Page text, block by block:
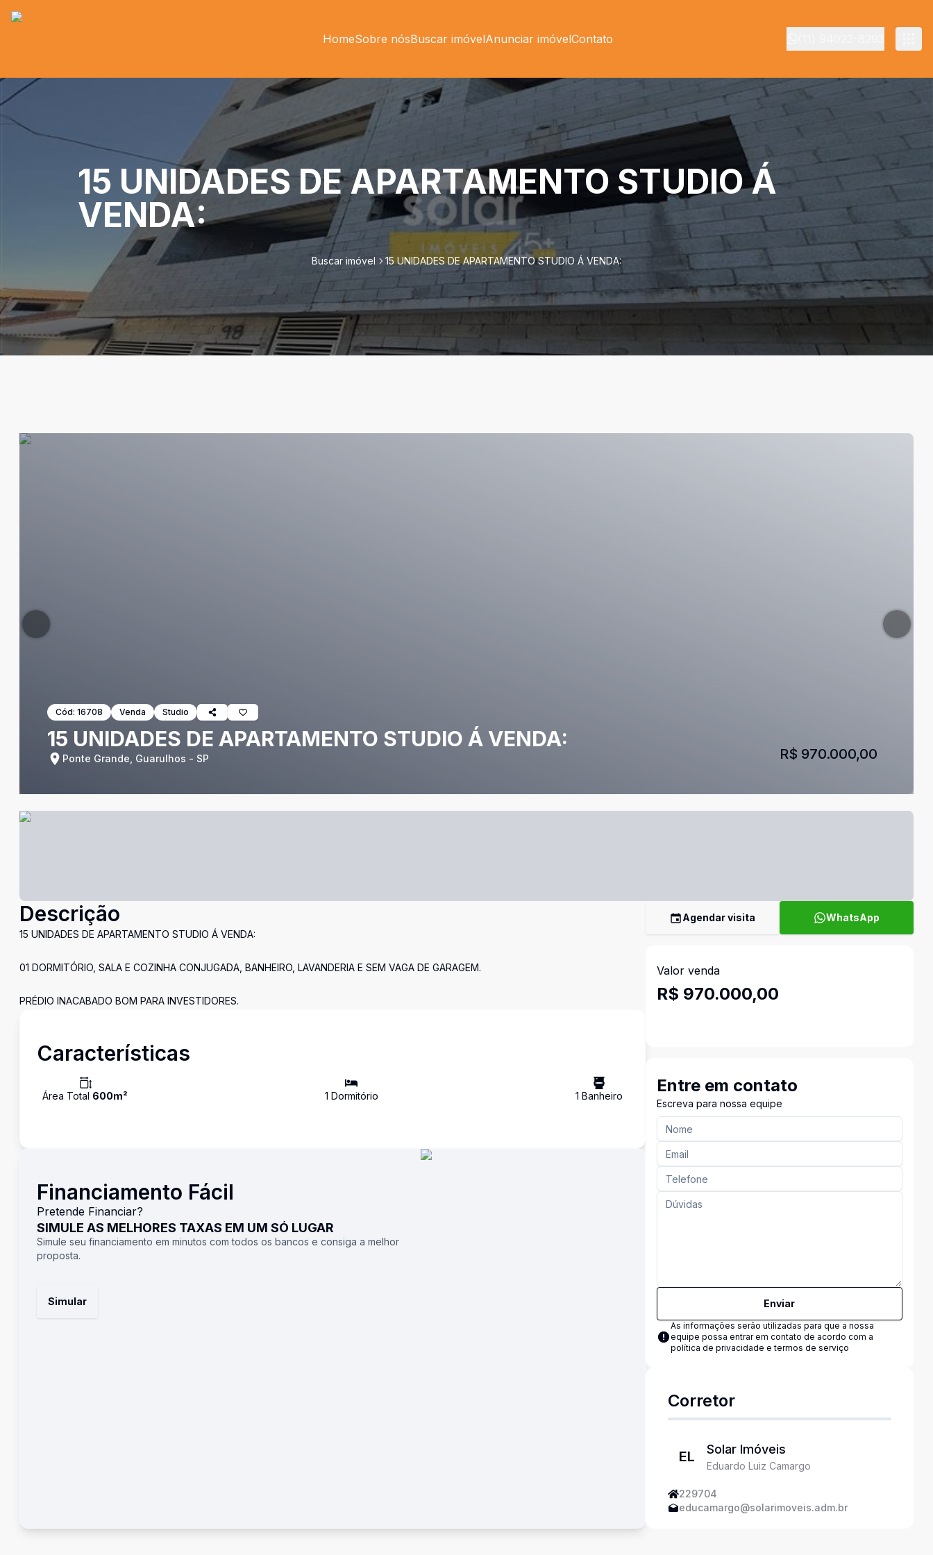
HomeSobre nósBuscar imóvelAnunciar imóvelContato
15 UNIDADES DE APARTAMENTO STUDIO Á
VENDA:
Buscar imóvel 15 UNIDADES DE APARTAMENTO STUDIO Á VENDA:
Cód: 16708 Venda Studio
15 UNIDADES DE APARTAMENTO STUDIO Á VENDA:
Ponte Grande, Guarulhos - SP R$ 970.000,00
Descrição
15 UNIDADES DE APARTAMENTO STUDIO Á VENDA:
01 DORMITÓRIO, SALA E COZINHA CONJUGADA, BANHEIRO, LAVANDERIA E SEM VAGA DE GARAGEM.
PRÉDIO INACABADO BOM PARA INVESTIDORES.
Características
Área Total 600m² 1 Dormitório 1 Banheiro
Financiamento Fácil
Pretende Financiar?
SIMULE AS MELHORES TAXAS EM UM SÓ LUGAR
Simule seu financiamento em minutos com todos os bancos e consiga a melhor
proposta.
Simular
Agendar visita WhatsApp
Valor venda
R$ 970.000,00
Entre em contato
Escreva para nossa equipe
Enviar
As informações serão utilizadas para que a nossa
equipe possa entrar em contato de acordo com a
política de privacidade e termos de serviço
Corretor
EL Solar Imóveis
Eduardo Luiz Camargo
229704
educamargo@solarimoveis.adm.br